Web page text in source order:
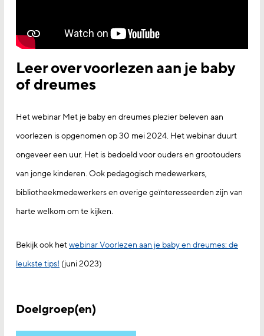
Leer over voorlezen aan je baby
of dreumes
Het webinar Met je baby en dreumes plezier beleven aan
voorlezen is opgenomen op 30 mei 2024. Het webinar duurt
ongeveer een uur. Het is bedoeld voor ouders en grootouders
van jonge kinderen. Ook pedagogisch medewerkers,
bibliotheekmedewerkers en overige geïnteresseerden zijn van
harte welkom om te kijken.
Bekijk ook hetwebinar Voorlezen aan je baby en dreumes: de
leukste tips! (juni 2023)
Doelgroep(en)